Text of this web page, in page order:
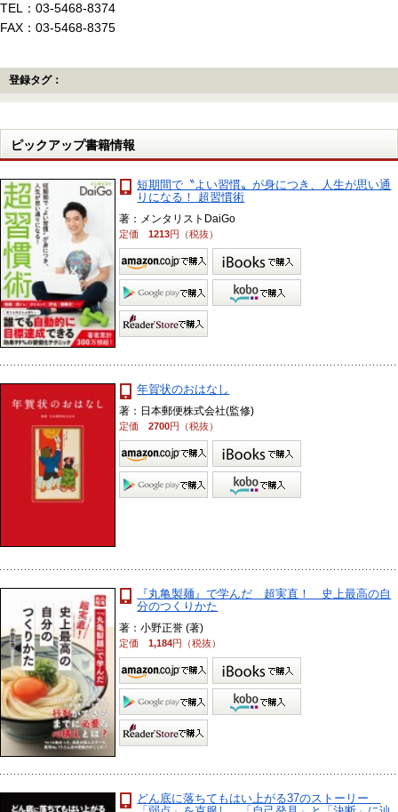
TEL：03-5468-8374
FAX：03-5468-8375
登録タグ：
ピックアップ書籍情報
短期間で〝よい習慣〟が身につき、人生が思い通
りになる！ 超習慣術
著：メンタリストDaiGo
定価1213円（税抜）
年賀状のおはなし
著：日本郵便株式会社(監修)
定価2700円（税抜）
『丸亀製麺』で学んだ 超実直！ 史上最高の自
分のつくりかた
著：小野正誉 (著)
定価1,184円（税抜）
どん底に落ちてもはい上がる37のストーリー